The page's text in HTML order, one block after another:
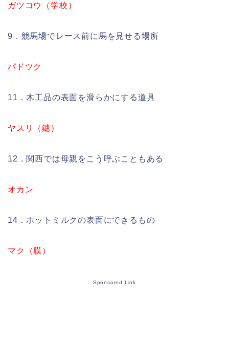
ガツコウ（学校）
9．競馬場でレース前に馬を見せる場所
パドツク
11．木工品の表面を滑らかにする道具
ヤスリ（鑢）
12．関西では母親をこう呼ぶこともある
オカン
14．ホットミルクの表面にできるもの
マク（膜）
Sponsored Link